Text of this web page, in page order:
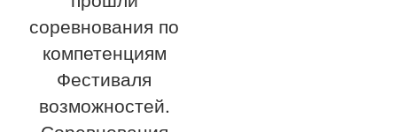
соревнования по
компетенциям
Фестиваля
возможностей.